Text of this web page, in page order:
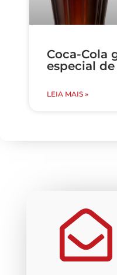
Coca-Cola
especial
LEIA MAIS »